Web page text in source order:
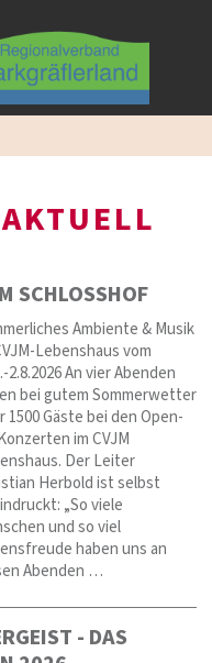
SCHLOSSHOF
Ambiente & Musik
Lebenshaus vom
2.8.2026 An vier Abenden
bei gutem Sommerwetter
1500 Gäste bei den Open-
im CVJM
Der Leiter
Herbold ist selbst
„So viele
und so viel
haben uns an
Abenden …
- DAS